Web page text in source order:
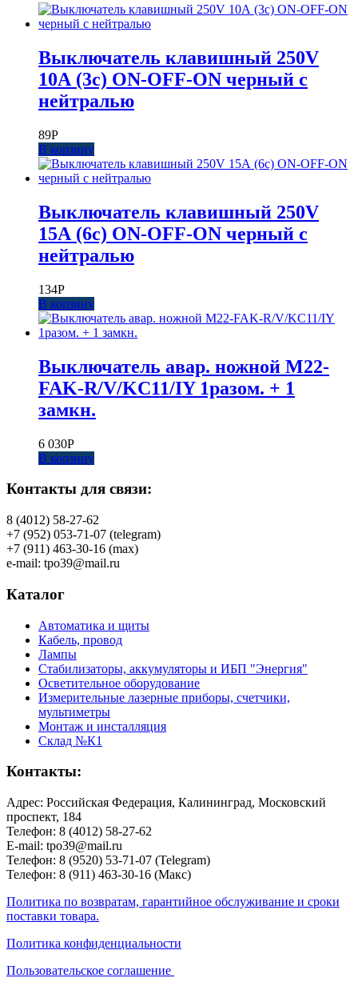
Выключатель клавишный 250V
10А (3с) ON-OFF-ON черный с
нейтралью
89Р
В корзину
Выключатель клавишный 250V
15А (6с) ON-OFF-ON черный с
нейтралью
134Р
В корзину
Выключатель авар. ножной M22-
FAK-R/V/KC11/IY 1разом. + 1
замкн.
6 030Р
В корзину
Контакты для связи:
8 (4012) 58-27-62
+7 (952) 053-71-07 (telegram)
+7 (911) 463-30-16 (max)
e-mail: tpo39@mail.ru
Каталог
Автоматика и щиты
Кабель, провод
Лампы
Стабилизаторы, аккумуляторы и ИБП "Энергия"
Осветительное оборудование
Измерительные лазерные приборы, счетчики,
мультиметры
Монтаж и инсталляция
Склад №К1
Контакты:
Адрес: Российская Федерация, Калининград, Московский
проспект, 184
Телефон: 8 (4012) 58-27-62
E-mail: tpo39@mail.ru
Телефон: 8 (9520) 53-71-07 (Telegram)
Телефон: 8 (911) 463-30-16 (Макс)
Политика по возвратам, гарантийное обслуживание и сроки
поставки товара.
Политика конфиденциальности
Пользовательское соглашение